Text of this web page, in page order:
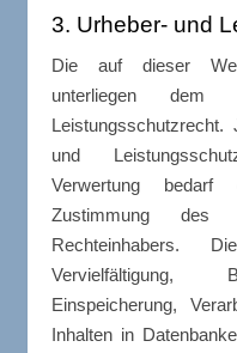
3. Urheber- und
Die auf dieser
unterliegen dem
und
Verwertung bedarf
Zustimmung des
Rechteinhabers.
Vervielfältigung,
Einspeicherung,
Inhalten in